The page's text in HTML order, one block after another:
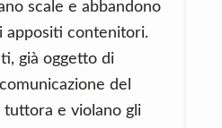
scale e abbandono
appositi contenitori.
già oggetto di
del
tuttora e violano gli